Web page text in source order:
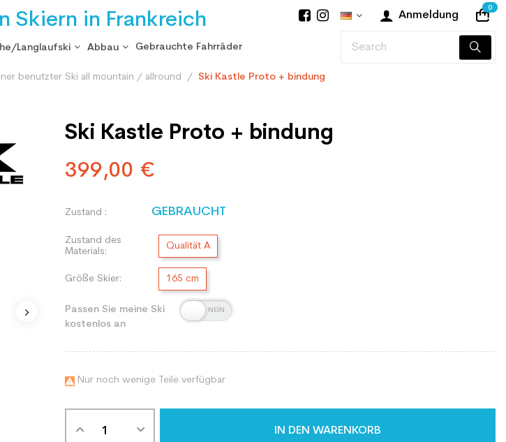
Skiern in Frankreich Anmeldung
0
Langlaufski Abbau Gebrauchte Fahrräder
benutzter Ski all mountain / allround Ski Kastle Proto + bindung
Ski Kastle Proto + bindung
399,00 €
Zustand : GEBRAUCHT
Zustand des
Materials:
Qualität A
Größe Skier: 165 cm
Passen Sie meine Ski
kostenlos an
 Nur noch wenige Teile verfügbar
IN DEN WARENKORB